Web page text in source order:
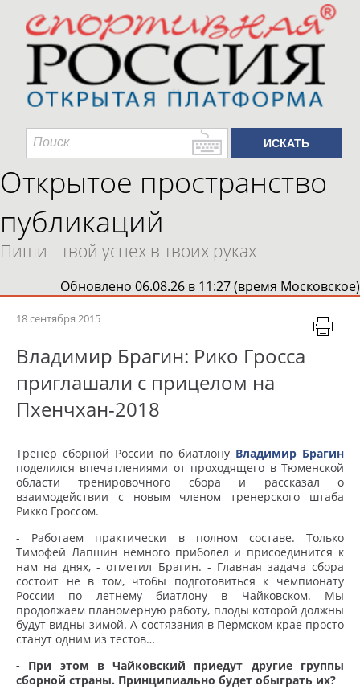
Открытое пространство
публикаций
Пиши - твой успех в твоих руках
Обновлено 06.08.26 в 11:27 (время Московское)
18 сентября 2015
Владимир Брагин: Рико Гросса
приглашали с прицелом на
Пхенчхан-2018
Тренер сборной России по биатлону Владимир Брагин
поделился впечатлениями от проходящего в Тюменской
области тренировочного сбора и рассказал о
взаимодействии с новым членом тренерского штаба
Рикко Гроссом.
- Работаем практически в полном составе. Только
Тимофей Лапшин немного приболел и присоединится к
нам на днях, - отметил Брагин. - Главная задача сбора
состоит не в том, чтобы подготовиться к чемпионату
России по летнему биатлону в Чайковском. Мы
продолжаем планомерную работу, плоды которой должны
будут видны зимой. А состязания в Пермском крае просто
станут одним из тестов…
- При этом в Чайковский приедут другие группы
сборной страны. Принципиально будет обыграть их?